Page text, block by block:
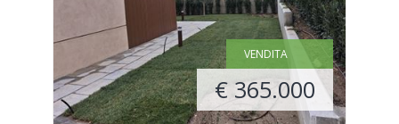
VENDITA
€ 365.000